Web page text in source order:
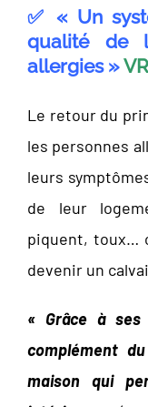
✅ « Un
qualité de
allergies »
Le retour du
les personnes
leurs
de leur
piquent, toux…
devenir un
« Grâce à
complément
maison qui